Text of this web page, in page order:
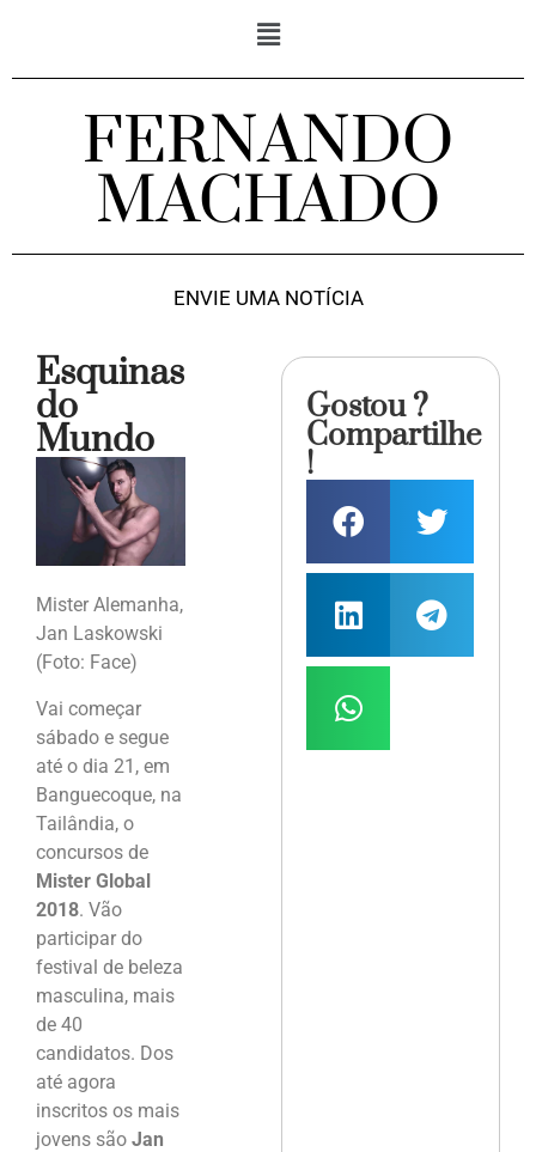
FERNANDO
MACHADO
ENVIE UMA NOTÍCIA
Esquinas
do
Mundo
Mister Alemanha,
Jan Laskowski
(Foto: Face)
Vai começar
sábado e segue
até o dia 21, em
Banguecoque, na
Tailândia, o
concursos de
Mister Global
2018. Vão
participar do
festival de beleza
masculina, mais
de 40
candidatos. Dos
até agora
inscritos os mais
jovens são Jan
Gostou ?
Compartilhe
!